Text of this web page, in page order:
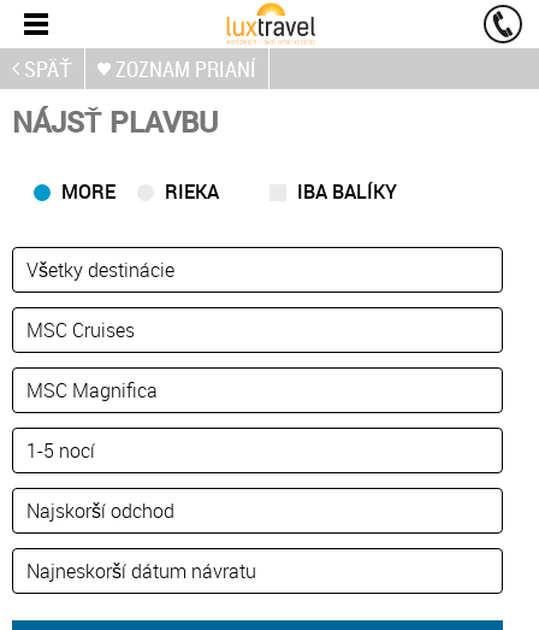
SPÄŤ ZOZNAM PRIANÍ
NÁJSŤ PLAVBU
MORE RIEKA IBA BALÍKY